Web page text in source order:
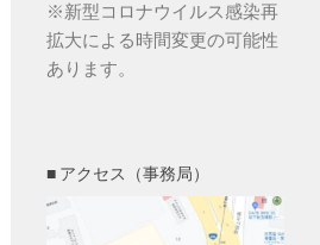
※新型コロナウイルス感染再
拡大による時間変更の可能性
あります。
■ アクセス（事務局）